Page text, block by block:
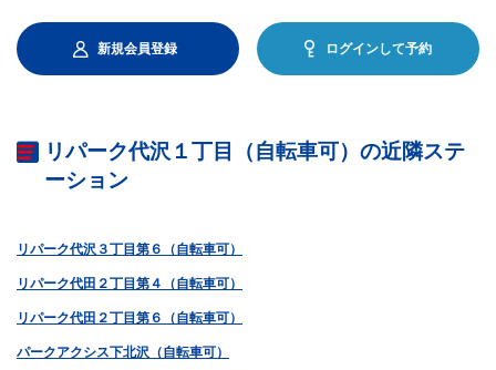
新規会員登録 ログインして予約
リパーク代沢１丁目（自転車可）の近隣ステ
ーション
リパーク代沢３丁目第６（自転車可）
リパーク代田２丁目第４（自転車可）
リパーク代田２丁目第６（自転車可）
パークアクシス下北沢（自転車可）